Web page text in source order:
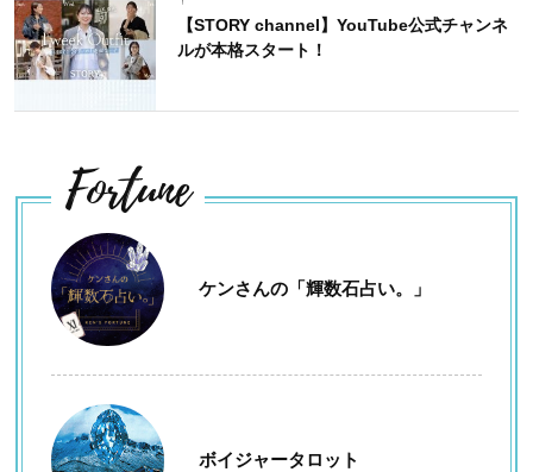
【STORY channel】YouTube公式チャンネ
ルが本格スタート！
Fortune
ケンさんの「輝数石占い。」
ボイジャータロット